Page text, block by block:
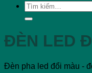
Tìm
kiếm:
ĐÈN LED
Đèn pha led đổi màu -